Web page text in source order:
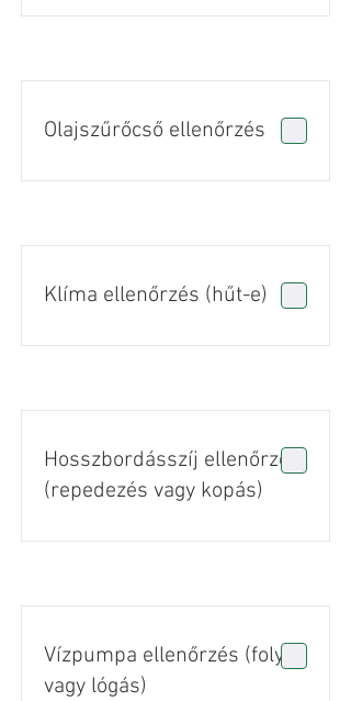
Olajszűrőcső ellenőrzés
Klíma ellenőrzés (hűt-e)
Hosszbordásszíj ellenőrzés
(repedezés vagy kopás)
Vízpumpa ellenőrzés (folyás
vagy lógás)